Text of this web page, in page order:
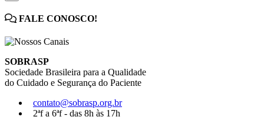
FALE CONOSCO!
SOBRASP
Sociedade Brasileira para a Qualidade
do Cuidado e Segurança do Paciente
contato@sobrasp.org.br
2ªf a 6ªf - das 8h às 17h